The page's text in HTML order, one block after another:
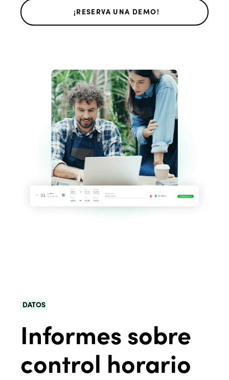
¡RESERVA UNA DEMO!
DATOS
Informes sobre
control horario